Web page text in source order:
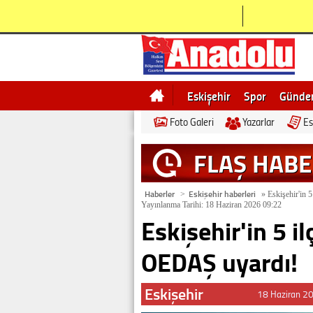
Eskişehir Spor
Bilecik
Ne demek
Foto Galeri Yazarlar
FLAŞ
Haberler > Eskişehir haberleri » Eskişehir'in
Yayınlanma Tarihi: 18 Haziran 2026 09:22
Eskişehir'in 5
OEDAŞ uyardı!
Eskişehir 18 Haziran